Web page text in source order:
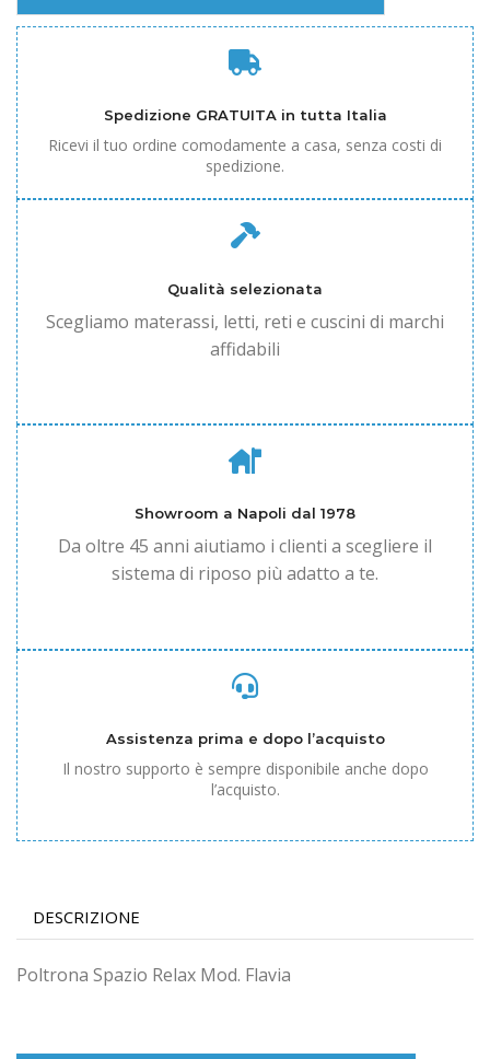
Spedizione GRATUITA in tutta Italia
Ricevi il tuo ordine comodamente a casa, senza costi di
spedizione.
Qualità selezionata
Scegliamo materassi, letti, reti e cuscini di marchi
affidabili
Showroom a Napoli dal 1978
Da oltre 45 anni aiutiamo i clienti a scegliere il
sistema di riposo più adatto a te.
Assistenza prima e dopo l’acquisto
Il nostro supporto è sempre disponibile anche dopo
l’acquisto.
DESCRIZIONE
Poltrona Spazio Relax Mod. Flavia